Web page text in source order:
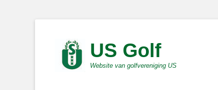
US Golf
Website van golfvereniging US